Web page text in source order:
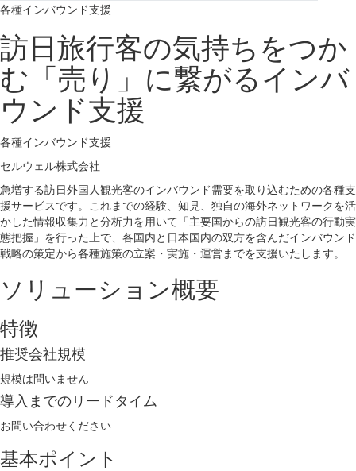
各種インバウンド支援
訪日旅行客の気持ちをつか
む「売り」に繋がるインバ
ウンド支援
各種インバウンド支援
セルウェル株式会社
急増する訪日外国人観光客のインバウンド需要を取り込むための各種支
援サービスです。これまでの経験、知見、独自の海外ネットワークを活
かした情報収集力と分析力を用いて「主要国からの訪日観光客の行動実
態把握」を行った上で、各国内と日本国内の双方を含んだインバウンド
戦略の策定から各種施策の立案・実施・運営までを支援いたします。
ソリューション概要
特徴
推奨会社規模
規模は問いません
導入までのリードタイム
お問い合わせください
基本ポイント